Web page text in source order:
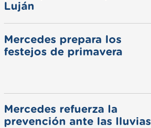
Luján
Mercedes prepara los
festejos de primavera
Mercedes refuerza la
prevención ante las lluvias